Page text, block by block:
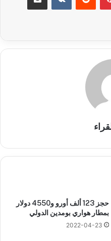
حجز 123 ألف أورو و4550 دولار
بمطار هواري بومدين الدولي
2022-04-23